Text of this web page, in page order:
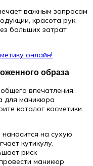
важным запросам
красота рук,
больших затрат
онлайн!
образа
впечатления.
для маникюра
каталог косметики
наносится на сухую
кутикулу,
риск
маникюр